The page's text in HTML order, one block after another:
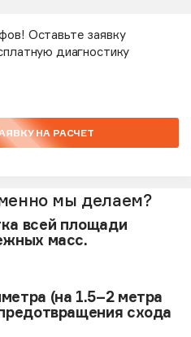
Оставьте заявку
диагностику
НА РАСЧЕТ
мы делаем?
всей площади
масс.
(на 1.5–2 метра
схода